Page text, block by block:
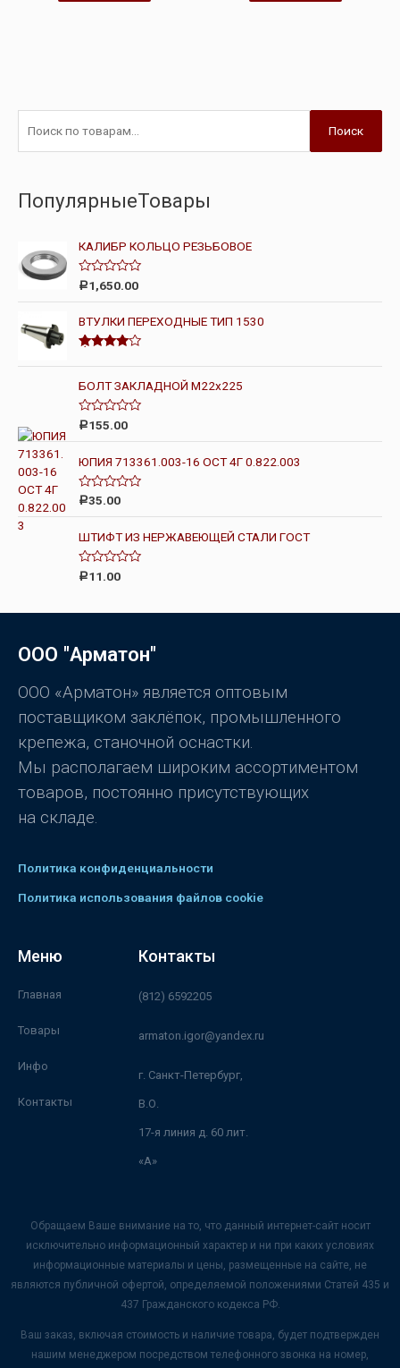
Поиск
ПопулярныеТовары
КАЛИБР КОЛЬЦО РЕЗЬБОВОЕ
О
е
н
к
а
и
5
Р1,650.00
ВТУЛКИ ПЕРЕХОДНЫЕ ТИП 1530
4.00из 5
БОЛТ ЗАКЛАДНОЙ М22х225
О
е
н
к
а
0
и
з
Р155.00
ЮПИЯ 713361.003-16 ОСТ 4Г 0.822.003
О
н
к
а
0
и
Р35.00
ШТИФТ ИЗ НЕРЖАВЕЮЩЕЙ СТАЛИ ГОСТ
О
и
з
Р11.00
ООО "Арматон"
ООО «Арматон» является оптовым
поставщиком заклёпок, промышленного
крепежа, станочной оснастки.
Мы располагаем широким ассортиментом
товаров, постоянно присутствующих
на складе.
Политика конфиденциальности
Политика использования файлов cookie
Меню
Главная
Товары
Инфо
Контакты
Контакты
(812) 6592205
armaton.igor@yandex.ru
г. Санкт-Петербург,
В.О.
17-я линия д. 60 лит.
«А»
Обращаем Ваше внимание на то, что данный интернет-сайт носит
исключительно информационный характер и ни при каких условиях
информационные материалы и цены, размещенные на сайте, не
являются публичной офертой, определяемой положениями Статей 435 и
437 Гражданского кодекса РФ.
Ваш заказ, включая стоимость и наличие товара, будет подтвержден
нашим менеджером посредством телефонного звонка на номер,